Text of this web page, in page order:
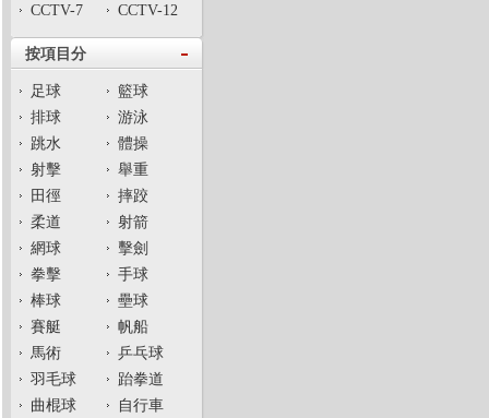
CCTV-7
CCTV-12
按項目分
足球
籃球
排球
游泳
跳水
體操
射擊
舉重
田徑
摔跤
柔道
射箭
網球
擊劍
拳擊
手球
棒球
壘球
賽艇
帆船
馬術
乒乓球
羽毛球
跆拳道
曲棍球
自行車